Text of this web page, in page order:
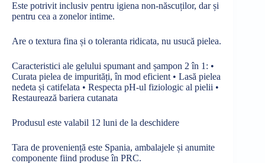
Este potrivit inclusiv pentru igiena non-născuților, darși
pentru cea a zonelor intime.
Are o textura fina și o toleranta ridicata, nu usucă pielea.
Caracteristici ale gelului spumant and șampon 2în 1: •
Curata pielea de impurități,în mod eficient • Lasă pielea
nedeta și catifelata • Respecta pH-ul fiziologic al pielii •
Restaurează bariera cutanata
Produsul este valabil 12 luni de la deschidere
Tara de proveniență este Spania, ambalajele și anumite
componente fiind produseîn PRC.